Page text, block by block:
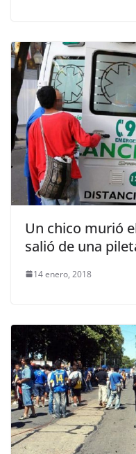
Un chico murió
salió de una
14 enero, 2018